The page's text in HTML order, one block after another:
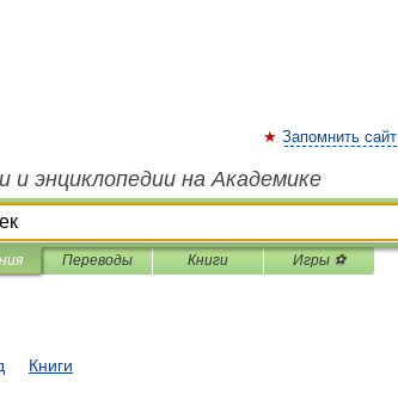
Запомнить сайт
и энциклопедии на Академике
Переводы Книги Игры ⚽
Книги